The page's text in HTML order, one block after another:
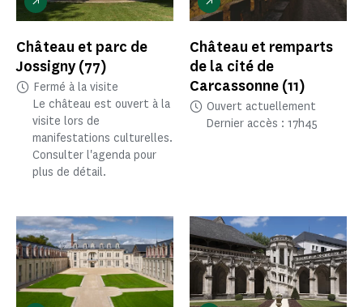
Château et parc de
Jossigny(77)
Fermé à la visite
Le château est ouvert à la
visite lors de
manifestations culturelles.
Consulter l'agenda pour
plus de détail.
Château et remparts
de la cité de
Carcassonne (11)
Ouvert actuellement
Dernier accès : 17h45